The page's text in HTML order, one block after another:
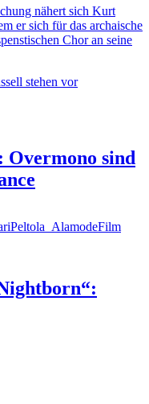
nähert sich Kurt
er sich für das archaische
Chor an seine
sind